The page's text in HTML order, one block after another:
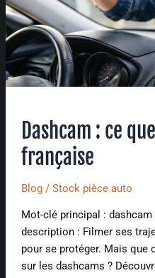
Dashcam : ce
française
Blog/ Stock pièce auto
Mot-clé principal :
description : Filmer ses
pour se protéger. Mais que
sur les dashcams ?
française